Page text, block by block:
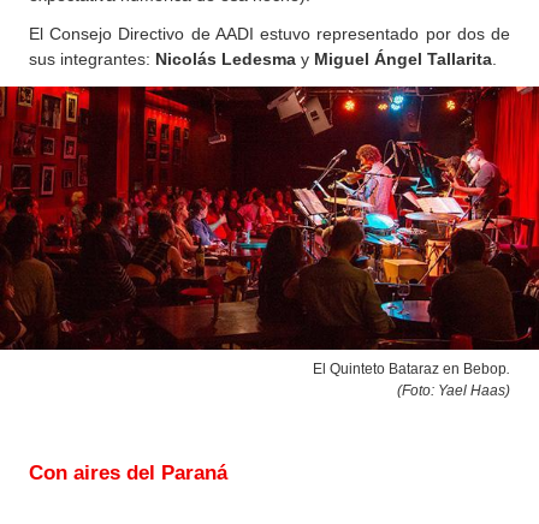
El Consejo Directivo de AADI estuvo representado por dos de
sus integrantes: Nicolás Ledesma y Miguel Ángel Tallarita
El Quinteto Bataraz en Bebop.
(Foto: Yael Haas)
Con aires del Paraná